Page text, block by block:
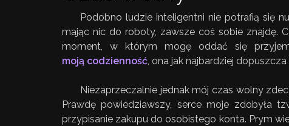
Podobno ludzie inteligentni nie potrafią się
mając nic do roboty, zawsze coś sobie znajdę.
moment, w którym mogę oddać się
moją codzienność, ona jak najbardziej
Niezaprzeczalnie jednak mój czas wolny
Prawdę powiedziawszy, serce moje zdobyła
przypisanie zakupu do osobistego konta. Prym